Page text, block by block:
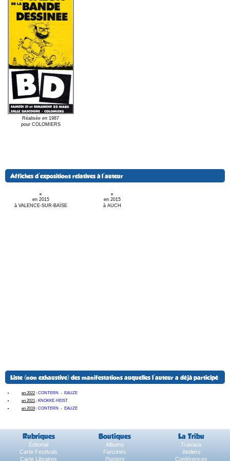
Réalisée en 1987
pour COLOMIERS
Affiches d'expositions relatives à l'auteur
en 2015
à VALENCE-SUR-BAÏSE
en 2015
à AUCH
Liste (non exhaustive) des manifestations auquelles l'auteur a déjà participé
en 2022 : CONTERN - EAUZE
en 2021 : KNOKKE-HEIST
en 2019 : CONTERN - EAUZE
Rubriques Boutiques La Tribu
Éditorial Albums
Travaux
Carte Festivals
Fanzines
Ateliers
Carte Libraires
Posters Conférences